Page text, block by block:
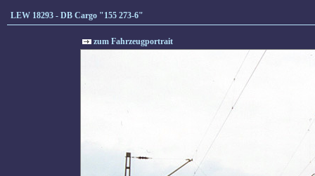
LEW 18293 - DB Cargo "155 273-6"
zum Fahrzeugportrait